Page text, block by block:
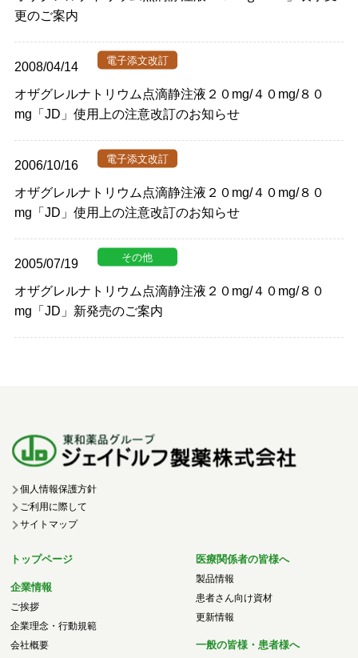
更のご案内
2008/04/14
オザグレルナトリウム点滴静注液２０mg/４０mg/８０
mg「JD」使用上の注意改訂のお知らせ
2006/10/16
オザグレルナトリウム点滴静注液２０mg/４０mg/８０
mg「JD」使用上の注意改訂のお知らせ
2005/07/19
オザグレルナトリウム点滴静注液２０mg/４０mg/８０
mg「JD」新発売のご案内
個人情報保護方針
ご利用に際して
サイトマップ
トップページ
企業情報
ご挨拶
企業理念・行動規範
会社概要
医療関係者の皆様へ
製品情報
患者さん向け資材
更新情報
一般の皆様・患者様へ